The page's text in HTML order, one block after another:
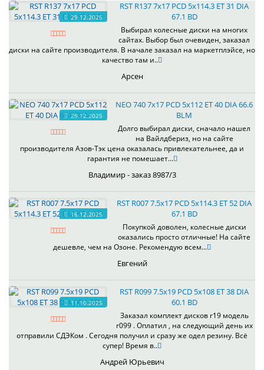
29.12.2025
RST R137 7x17 PCD 5x114.3 ET 31 DIA
67.1 BD
Выбирал колесные диски на многих
сайтах. Выбор был очевиден, заказал
диски на сайте производителя. В начале заказал на маркетплэйсе, но
качество там и..
Арсен
29.12.2025
NEO 740 7x17 PCD 5x112 ET 40 DIA 66.6
BLM
Долго выбирал диски, сначало нашел
на Вайлдбериз, но на сайте
производителя Азов-Тэк цена оказалась привлекательнее, да и
гарантия не помешает...
Владимир - заказ 8987/3
16.12.2025
RST R007 7.5x17 PCD 5x114.3 ET 52 DIA
67.1 BD
Покупкой доволен, колесные диски
оказались просто отличные! На сайте
дешевле, чем на Озоне. Рекомендую всем...
Евгений
11.10.2025
RST R099 7.5x19 PCD 5x108 ET 38 DIA
60.1 BD
Заказал комплект дисков r19 модель
r099 . Оплатил , на следующий день их
отправили СДЭКом . Сегодня получил и сразу же одел резину. Всё
супер! Время в..
Андрей Юрьевич